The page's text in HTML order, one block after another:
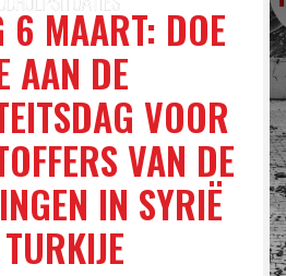
6 MAART: DOE
AAN DE
VOOR
VAN DE
IN SYRIË